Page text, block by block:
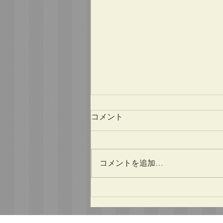
新生PUFFIN、再設計が
最終段階へ
コメント
コメントを追加…